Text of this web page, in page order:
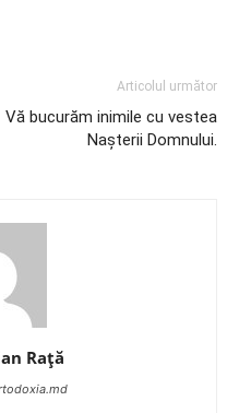
Articolul următor
Vă bucurăm inimile cu vestea
Nașterii Domnului.
Raţă